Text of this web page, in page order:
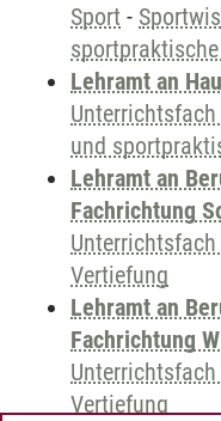
Sport -
Lehramt an
Unterrichtsfach
und
Lehramt an
Fachrichtung
Unterrichtsfach
Vertiefung
Lehramt an
Fachrichtung
Unterrichtsfach
Vertiefung